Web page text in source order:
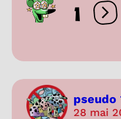
1
pseudo
28 mai